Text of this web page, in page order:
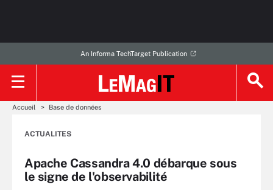
An Informa TechTarget Publication
Accueil Base de données
ACTUALITES
Apache Cassandra 4.0 débarque sous
le signe de l'observabilité